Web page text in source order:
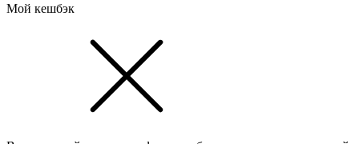
Мой кешбэк